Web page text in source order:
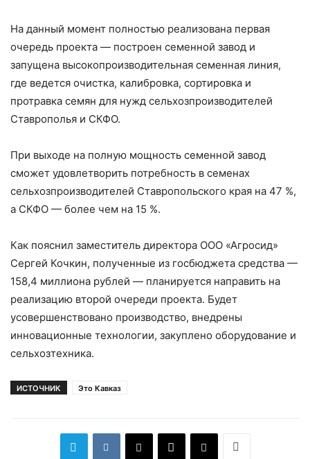
На данный момент полностью реализована первая
очередь проекта — построен семенной завод и
запущена высокопроизводительная семенная линия,
где ведется очистка, калибровка, сортировка и
протравка семян для нужд сельхозпроизводителей
Ставрополья и СКФО.
При выходе на полную мощность семенной завод
сможет удовлетворить потребность в семенах
сельхозпроизводителей Ставропольского края на 47 %,
а СКФО — более чем на 15 %.
Как пояснил заместитель директора ООО «Агросид»
Сергей Кочкин, полученные из госбюджета средства —
158,4 миллиона рублей — планируется направить на
реализацию второй очереди проекта. Будет
усовершенствовано производство, внедрены
инновационные технологии, закуплено оборудование и
сельхозтехника.
ИСТОЧНИК Это Кавказ